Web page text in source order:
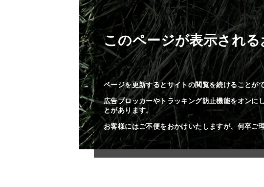
このページが表示され
ページを更新するとサイトの閲覧を続けることが
広告ブロッカーやトラッキング防止機能をオンに
とがあります。
お客様にはご不便をおかけいたしますが、何卒ご